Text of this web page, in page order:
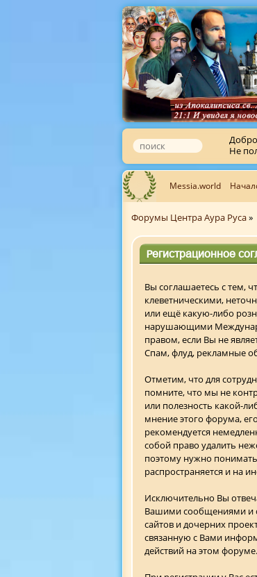
Не
Messia.world
Форумы Центра Аура Руса»
Регистрационное
Вы соглашаетесь с тем,
клеветническими,
или ещё какую-либо
нарушающими
правом, если Вы не
Спам, флуд, рекламные
Отметим, что для
помните, что мы не
или полезность какой-
мнение этого форума,
рекомендуется
собой право удалить
поэтому нужно
распространяется и на
Исключительно Вы
Вашими сообщениями и
сайтов и дочерних
связанную с Вами
действий на этом форуме.